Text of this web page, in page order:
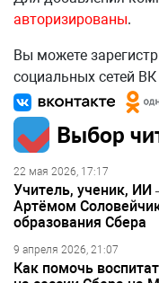
авторизированы.
Вы можете
социальных сетей
Выбор
22 мая 2026, 17:17
Учитель, ученик, ИИ
Артёмом
образования Сбера
9 апреля 2026, 21:07
Как помочь